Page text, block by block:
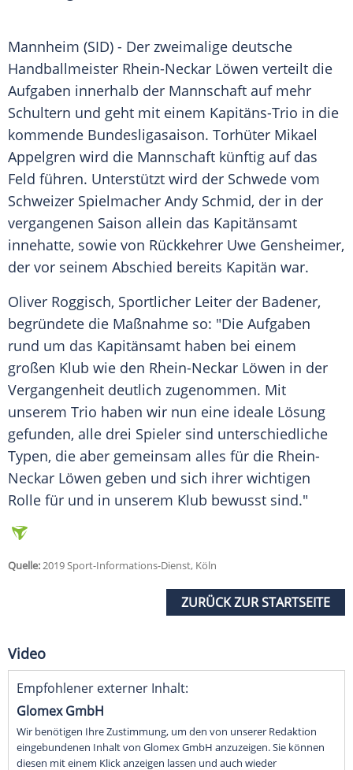
Mannheim (SID) - Der zweimalige deutsche
Handballmeister Rhein-Neckar Löwen verteilt die
Aufgaben innerhalb der Mannschaft auf mehr
Schultern und geht mit einem Kapitäns-Trio in die
kommende Bundesligasaison. Torhüter Mikael
Appelgren wird die Mannschaft künftig auf das
Feld führen. Unterstützt wird der Schwede vom
Schweizer Spielmacher Andy Schmid, der in der
vergangenen Saison allein das Kapitänsamt
innehatte, sowie von Rückkehrer Uwe Gensheimer,
der vor seinem Abschied bereits Kapitän war.
Oliver Roggisch, Sportlicher Leiter der Badener,
begründete die Maßnahme so: "Die Aufgaben
rund um das Kapitänsamt haben bei einem
großen Klub wie den Rhein-Neckar Löwen in der
Vergangenheit deutlich zugenommen. Mit
unserem Trio haben wir nun eine ideale Lösung
gefunden, alle drei Spieler sind unterschiedliche
Typen, die aber gemeinsam alles für die Rhein-
Neckar Löwen geben und sich ihrer wichtigen
Rolle für und in unserem Klub bewusst sind."
Quelle:2019 Sport-Informations-Dienst, Köln
ZURÜCK ZUR STARTSEITE
Video
Empfohlener externer Inhalt:
Glomex GmbH
Wir benötigen Ihre Zustimmung, um den von unserer Redaktion
eingebundenen Inhalt von Glomex GmbH anzuzeigen. Sie können
diesen mit einem Klick anzeigen lassen und auch wieder